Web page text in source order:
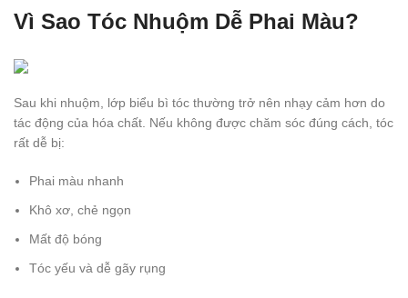
Vì Sao Tóc Nhuộm Dễ Phai Màu?
Sau khi nhuộm, lớp biểu bì tóc thường trở nên nhạy cảm hơn do
tác động của hóa chất. Nếu không được chăm sóc đúng cách, tóc
rất dễ bị:
Phai màu nhanh
Khô xơ, chẻ ngọn
Mất độ bóng
Tóc yếu và dễ gãy rụng